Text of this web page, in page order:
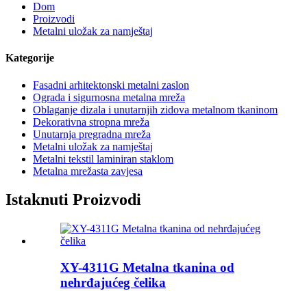
Dom
Proizvodi
Metalni uložak za namještaj
Kategorije
Fasadni arhitektonski metalni zaslon
Ograda i sigurnosna metalna mreža
Oblaganje dizala i unutarnjih zidova metalnom tkaninom
Dekorativna stropna mreža
Unutarnja pregradna mreža
Metalni uložak za namještaj
Metalni tekstil laminiran staklom
Metalna mrežasta zavjesa
Istaknuti Proizvodi
XY-4311G Metalna tkanina od
nehrđajućeg čelika